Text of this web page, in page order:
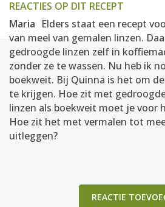
REACTIES OP DIT RECEPT
Maria Elders staat een recept
van meel van gemalen linzen.
gedroogde linzen zelf in
zonder ze te wassen. Nu heb ik
boekweit. Bij Quinna is het om
te krijgen. Hoe zit met
linzen als boekweit moet je voor
Hoe zit het met vermalen tot
uitleggen?
REACTIE